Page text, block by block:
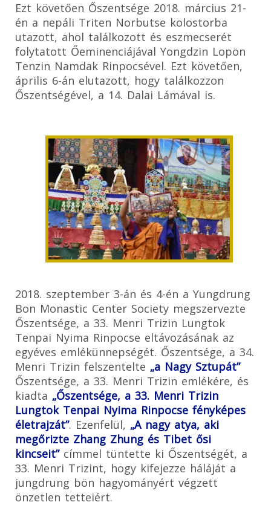
Ezt követően Őszentsége 2018. március 21-
én a nepáli Triten Norbutse kolostorba
utazott, ahol találkozott és eszmecserét
folytatott Őeminenciájával Yongdzin Lopön
Tenzin Namdak Rinpocsével. Ezt követően,
április 6-án elutazott, hogy találkozzon
Őszentségével, a 14. Dalai Lámával is.
2018. szeptember 3-án és 4-én a Yungdrung
Bon Monastic Center Society megszervezte
Őszentsége, a 33. Menri Trizin Lungtok
Tenpai Nyima Rinpocse eltávozásának az
egyéves emlékünnepségét. Őszentsége, a 34.
Menri Trizin felszentelte „a Nagy Sztupát”
Őszentsége, a 33. Menri Trizin emlékére, és
kiadta „Őszentsége, a 33. Menri Trizin
Lungtok Tenpai Nyima Rinpocse fényképes
életrajzát”. Ezenfelül, „A nagy atya, aki
megőrizte Zhang Zhung és Tibet ősi
kincseit”címmel tüntette ki Őszentségét, a
33. Menri Trizint, hogy kifejezze háláját a
jungdrung bön hagyományért végzett
önzetlen tetteiért.